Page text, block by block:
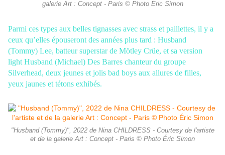
galerie Art : Concept - Paris © Photo Éric Simon
Parmi ces types aux belles tignasses avec strass et paillettes, il y a
ceux qu’elles épouseront des années plus tard : Husband
(Tommy) Lee, batteur superstar de Mötley Crüe, et sa version
light Husband (Michael) Des Barres chanteur du groupe
Silverhead, deux jeunes et jolis bad boys aux allures de filles,
yeux jaunes et tétons exhibés.
"Husband (Tommy)", 2022 de Nina CHILDRESS - Courtesy de l'artiste
et de la galerie Art : Concept - Paris © Photo Éric Simon